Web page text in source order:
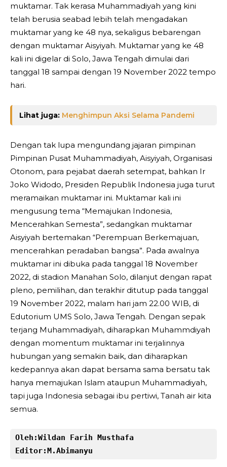
muktamar. Tak kerasa Muhammadiyah yang kini
telah berusia seabad lebih telah mengadakan
muktamar yang ke 48 nya, sekaligus bebarengan
dengan muktamar Aisyiyah. Muktamar yang ke 48
kali ini digelar di Solo, Jawa Tengah dimulai dari
tanggal 18 sampai dengan 19 November 2022 tempo
hari.
Lihat juga: Menghimpun Aksi Selama Pandemi
Dengan tak lupa mengundang jajaran pimpinan
Pimpinan Pusat Muhammadiyah, Aisyiyah, Organisasi
Otonom, para pejabat daerah setempat, bahkan Ir
Joko Widodo, Presiden Republik Indonesia juga turut
meramaikan muktamar ini. Muktamar kali ini
mengusung tema “Memajukan Indonesia,
Mencerahkan Semesta”, sedangkan muktamar
Aisyiyah bertemakan “Perempuan Berkemajuan,
mencerahkan peradaban bangsa”. Pada awalnya
muktamar ini dibuka pada tanggal 18 November
2022, di stadion Manahan Solo, dilanjut dengan rapat
pleno, pemilihan, dan terakhir ditutup pada tanggal
19 November 2022, malam hari jam 22.00 WIB, di
Edutorium UMS Solo, Jawa Tengah. Dengan sepak
terjang Muhammadiyah, diharapkan Muhammdiyah
dengan momentum muktamar ini terjalinnya
hubungan yang semakin baik, dan diharapkan
kedepannya akan dapat bersama sama bersatu tak
hanya memajukan Islam ataupun Muhammadiyah,
tapi juga Indonesia sebagai ibu pertiwi, Tanah air kita
semua.
Oleh:Wildan Farih Musthafa
Editor:M.Abimanyu